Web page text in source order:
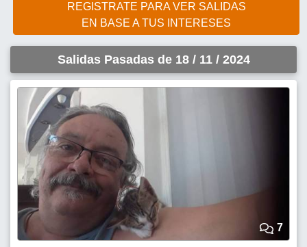
REGISTRATE PARA VER SALIDAS
EN BASE A TUS INTERESES
Salidas Pasadas de 18 / 11 / 2024
7